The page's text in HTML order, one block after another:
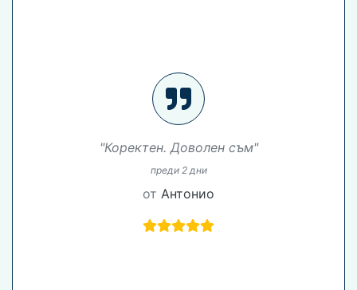
"Коректен. Доволен съм"
преди 2 дни
от Антонио